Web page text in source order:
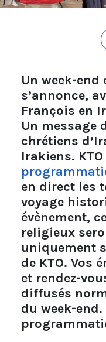
Un week-end
s’annonce,
François en
Un message
chrétiens
Irakiens.
en direct les
voyage
évènement,
religieux
uniquement
de KTO. Vos
et rendez-
diffusés
du week-